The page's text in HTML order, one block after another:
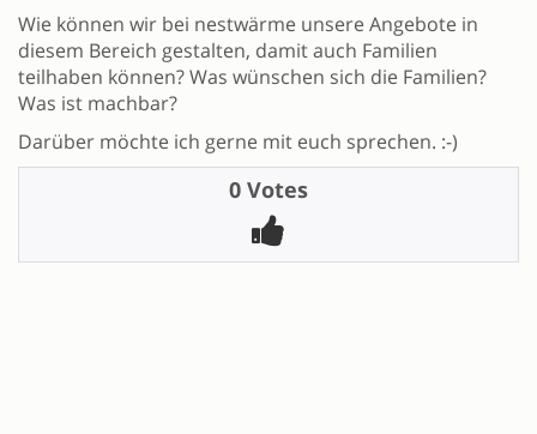
Wie können wir bei nestwärme unsere Angebote in
diesem Bereich gestalten, damit auch Familien
teilhaben können? Was wünschen sich die Familien?
Was ist machbar?
Darüber möchte ich gerne mit euch sprechen. :-)
0 Votes